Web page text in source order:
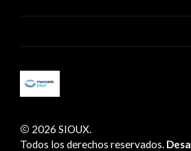
2026 SIOUX.
Todos los derechos reservados.